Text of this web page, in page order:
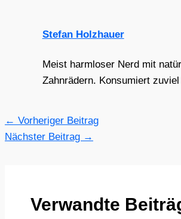
Stefan Holzhauer
Meist harmloser Nerd mit
Zahnrädern. Konsumiert
← Vorheriger Beitrag
Nächster Beitrag →
Verwandte